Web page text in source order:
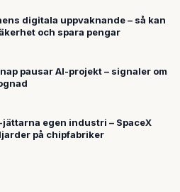
digitala uppvaknande – så kan
och spara pengar
pausar AI-projekt – signaler om
jättarna egen industri – SpaceX
på chipfabriker